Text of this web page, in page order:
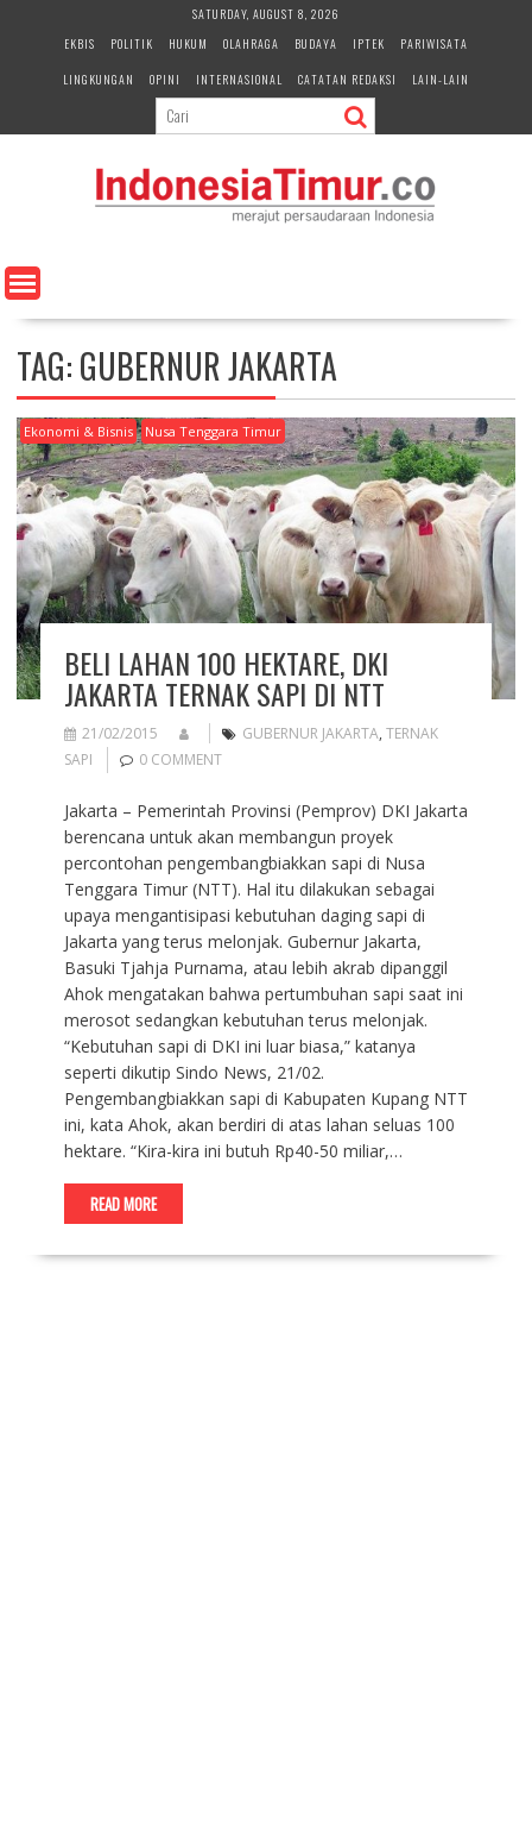
e
n
SATURDAY, AUGUST 8, 2026
EKBIS
POLITIK HUKUM OLAHRAGA BUDAYA IPTEK
PARIWISATA
LINGKUNGAN
OPINI INTERNASIONAL CATATAN REDAKSI LAIN-LAIN
TAG:GUBERNUR JAKARTA
Ekonomi & Bisnis Nusa Tenggara Timur
BELI LAHAN 100 HEKTARE, DKI
JAKARTA TERNAK SAPI DI NTT
21/02/2015 GUBERNUR JAKARTA, TERNAK
SAPI
0 COMMENT
Jakarta – Pemerintah Provinsi (Pemprov) DKI Jakarta
berencana untuk akan membangun proyek
percontohan pengembangbiakkan sapi di Nusa
Tenggara Timur (NTT). Hal itu dilakukan sebagai
upaya mengantisipasi kebutuhan daging sapi di
Jakarta yang terus melonjak. Gubernur Jakarta,
Basuki Tjahja Purnama, atau lebih akrab dipanggil
Ahok mengatakan bahwa pertumbuhan sapi saat ini
merosot sedangkan kebutuhan terus melonjak.
“Kebutuhan sapi di DKI ini luar biasa,” katanya
seperti dikutip Sindo News, 21/02.
Pengembangbiakkan sapi di Kabupaten Kupang NTT
ini, kata Ahok, akan berdiri di atas lahan seluas 100
hektare. “Kira-kira ini butuh Rp40-50 miliar,…
READ MORE